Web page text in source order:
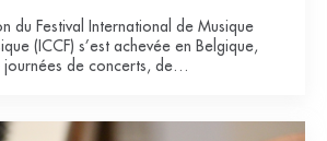
du Festival International de Musique
(ICCF) s’est achevée en Belgique,
journées de concerts, de